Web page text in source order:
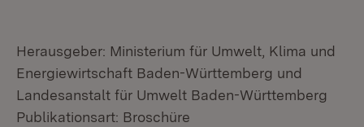
Herausgeber: Ministerium für Umwelt, Klima und
Energiewirtschaft Baden-Württemberg und
Landesanstalt für Umwelt Baden-Württemberg
Publikationsart: Broschüre